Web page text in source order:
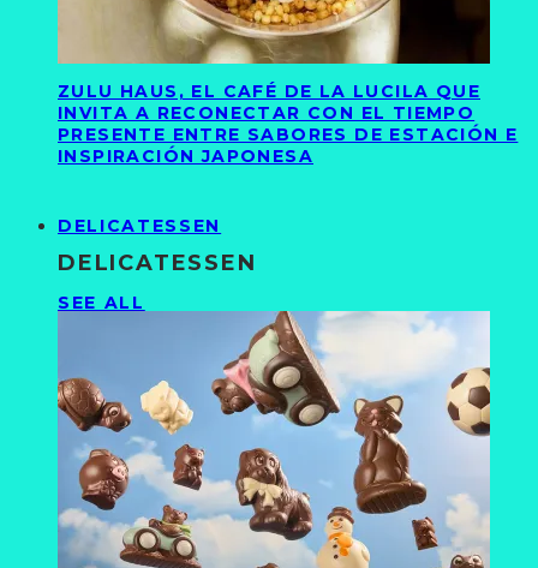
ZULU HAUS, EL CAFÉ DE LA LUCILA QUE
INVITA A RECONECTAR CON EL TIEMPO
PRESENTE ENTRE SABORES DE ESTACIÓN E
INSPIRACIÓN JAPONESA
DELICATESSEN
DELICATESSEN
SEE ALL